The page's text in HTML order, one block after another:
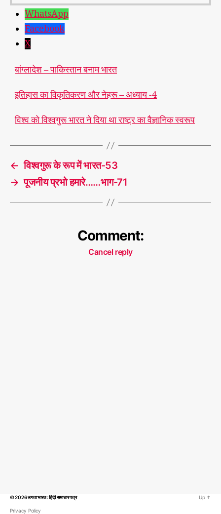
WhatsApp
Facebook
X
बांग्लादेश – पाकिस्तान बनाम भारत
इतिहास का विकृतिकरण और नेहरू – अध्याय -4
विश्व को विश्वगुरू भारत ने दिया था राष्ट्र का वैज्ञानिक स्वरूप
T
g
र
#
श्व
#
श्व
रू
← विश्वगुरू के रूप में भारत-53
→ पूजनीय प्रभो हमारे……भाग-71
Comment:
Cancel reply
© 2026उगता भारत : हिंदी समाचार पत्र
Privacy Policy
Up ↑